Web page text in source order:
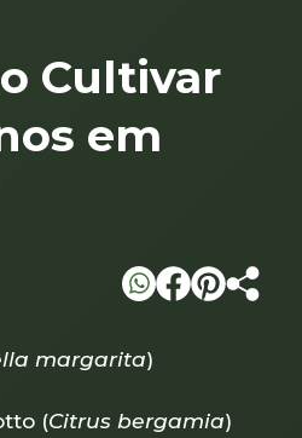
Cultivar
em
margarita)
(Citrus bergamia)